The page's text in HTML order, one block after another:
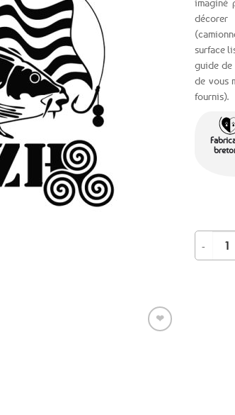
❤
imaginé
décorer
surface
guide de
de vous
fournis).